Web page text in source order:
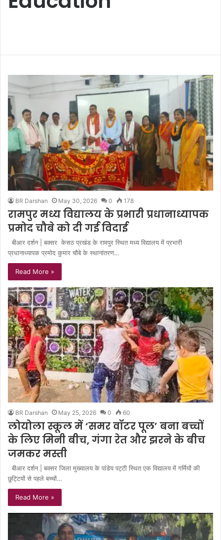
BR Darshan May 30, 2026 0 178
रामपुर मध्य विद्यालय के प्रभारी प्रधानाध्यापक
प्रमोद चौबे को दी गई विदाई
बीआर दर्शन | बक्सर केसठ प्रखंड के रामपुर स्थित मध्य विद्यालय में प्रभारी
प्रधानाध्यापक प्रमोद कुमार चौबे के स्थानांतरण…
Read More »
BR Darshan May 25, 2026 0 60
लोयोला स्कूल में ‘समर वॉटर पूल’ बना बच्चों
के लिए मिनी बीच, गंगा रेत और झरने के बीच
जमकर मस्ती
बीआर दर्शन | बक्सर जिला मुख्यालय के पांडेय पट्टी स्थित एक विद्यालय में गर्मियों की
छुट्टियों से पहले बच्चों…
Read More »